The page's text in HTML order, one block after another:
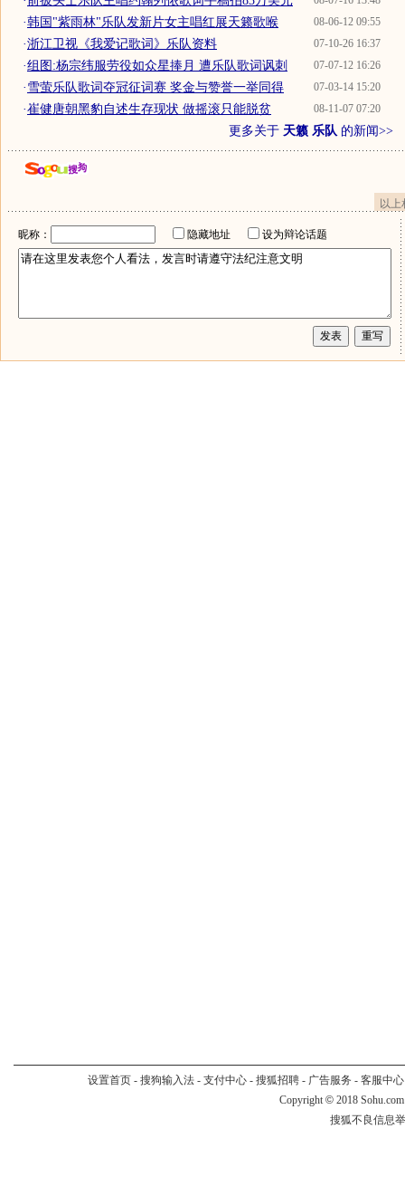
08-06-12 09:55
·韩国"紫雨林"乐队发新片女主唱红展天籁歌喉
07-10-26 16:37
·浙江卫视《我爱记歌词》乐队资料
07-07-12 16:26
·组图:杨宗纬服劳役如众星捧月 遭乐队歌词讽刺
07-03-14 15:20
·雪萤乐队歌词夺冠征词赛 奖金与赞誉一举同得
08-11-07 07:20
·崔健唐朝黑豹自述生存现状 做摇滚只能脱贫
更多关于 天籁 乐队 的新闻>>
以
昵称： 隐藏地址 设为辩论话题
设置首页- 搜狗输入法- 支付中心- 搜狐招聘- 广告服务 - 客服中心
Copyright © 2018
搜狐不良信息